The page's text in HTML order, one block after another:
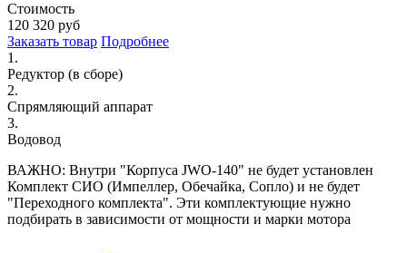
Стоимость
120 320 руб
Заказать товар Подробнее
1.
Редуктор (в сборе)
2.
Спрямляющий аппарат
3.
Водовод
ВАЖНО: Внутри "Корпуса JWO-140" не будет установлен
Комплект СИО (Импеллер, Обечайка, Cопло) и не будет
"Переходного комплекта". Эти комплектующие нужно
подбирать в зависимости от мощности и марки мотора